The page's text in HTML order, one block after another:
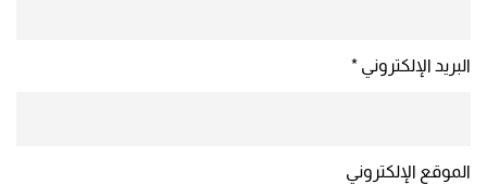
البريد الإلكتروني *
الموقع الإلكتروني